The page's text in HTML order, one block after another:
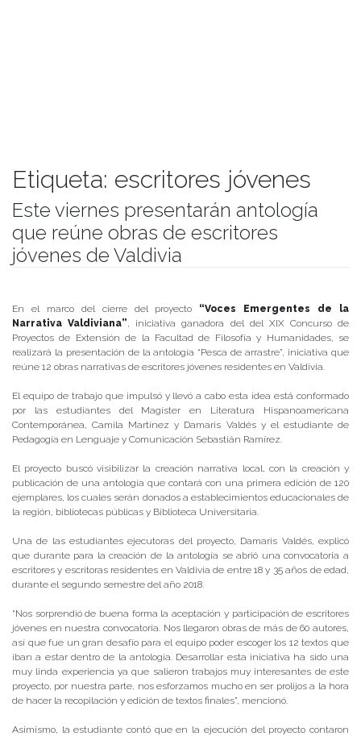
Etiqueta: escritores jóvenes
Este viernes presentarán antología
que reúne obras de escritores
jóvenes de Valdivia
En el marco del cierre del proyecto “Voces Emergentes de la
Narrativa Valdiviana” , iniciativa ganadora del del XIX Concurso de
Proyectos de Extensión de la Facultad de Filosofía y Humanidades, se
realizará la presentación de la antología “Pesca de arrastre”, iniciativa que
reúne 12 obras narrativas de escritores jóvenes residentes en Valdivia.
El equipo de trabajo que impulsó y llevó a cabo esta idea está conformado
por las estudiantes del Magíster en Literatura Hispanoamericana
Contemporánea, Camila Martínez y Damaris Valdés y el estudiante de
Pedagogía en Lenguaje y Comunicación Sebastián Ramírez.
El proyecto buscó visibilizar la creación narrativa local, con la creación y
publicación de una antología que contará con una primera edición de 120
ejemplares, los cuales serán donados a establecimientos educacionales de
la región, bibliotecas públicas y Biblioteca Universitaria.
Una de las estudiantes ejecutoras del proyecto, Damaris Valdés, explicó
que durante para la creación de la antología se abrió una convocatoria a
escritores y escritoras residentes en Valdivia de entre 18 y 35 años de edad,
durante el segundo semestre del año 2018.
“Nos sorprendió de buena forma la aceptación y participación de escritores
jóvenes en nuestra convocatoria. Nos llegaron obras de más de 60 autores,
así que fue un gran desafío para el equipo poder escoger los 12 textos que
iban a estar dentro de la antología. Desarrollar esta iniciativa ha sido una
muy linda experiencia ya que salieron trabajos muy interesantes de este
proyecto, por nuestra parte, nos esforzamos mucho en ser prolijos a la hora
de hacer la recopilación y edición de textos finales”, mencionó.
Asimismo, la estudiante contó que en la ejecución del proyecto contaron